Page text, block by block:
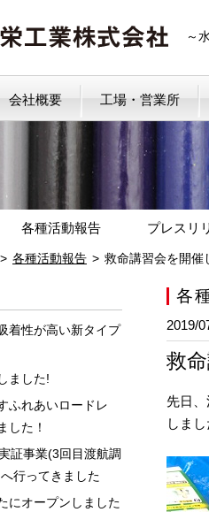
～
会社概要 工場・営業所
各種活動報告 プレスリ
各種活動報告 救命講習会を開催
着性が高い新タイプ
ました!
ふれあいロードレ
した！
証事業(3回目渡航調
行ってきました
にオープンしました
各
2019/
救
先日
しま